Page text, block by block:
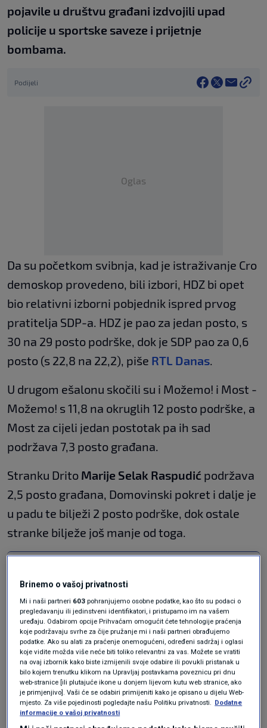
pojavile u društvu građani izdvojili upad
policije u sportske saveze i prijetnje
bombama.
Podijeli
Oglas
Da su početkom svibnja, kad je istraživanje Cro
demoskop provedeno, bili izbori, HDZ bi opet
bio relativni izborni pobjednik ispred prvog
pratitelja SDP-a. HDZ je pao za jedan posto, s
30 na 29 posto podrške, dok je SDP pao za 0,6
posto (s 22,8 na 22,2), piše RTL Danas.
U drugom ešalonu skočili su i Možemo! i Most -
Možemo! s 11,8 na okruglih 12 posto podrške, a
Most za cijeli jedan postotak pa ih sad
podržava 7,3 posto građana.
Stranku Drito Marije Selak Raspudić podržava
2,5 posto građana, Domovinski pokret i dalje je
u padu te bilježi 2 posto podrške, dok ostale
stranke bilježe još manje od toga.
skokom na ljestvici negativaca
VIJESTI|8. ožu.
Crodemoskop: Kome pada podrška
već treći mjesec zaredom
VIJESTI 12. lis.
Milanović i dalje
najpopularniji, Plenković
Brinemo o vašoj privatnosti
Mi i naši partneri 603 pohranjujemo osobne podatke, kao što su podaci o
pregledavanju ili jedinstveni identifikatori, i pristupamo im na vašem
uređaju. Odabirom opcije Prihvaćam omogućit ćete tehnologije praćenja
koje podržavaju svrhe za čije pružanje mi i naši partneri obrađujemo
podatke. Ako su alati za praćenje onemogućeni, određeni sadržaj i oglasi
koje vidite možda više neće biti toliko relevantni za vas. Možete se vratiti
na ovaj izbornik kako biste izmijenili svoje odabire ili povukli pristanak u
bilo kojem trenutku klikom na Upravljaj postavkama poveznicu pri dnu
web-stranice [ili plutajuće ikone u donjem lijevom kutu web stranice, ako
je primjenjivo]. Vaši će se odabiri primijeniti kako je opisano u dijelu Web-
mjesto. Za više pojedinosti pogledajte našu Politiku privatnosti. Dodatne
informacije o vašoj privatnosti